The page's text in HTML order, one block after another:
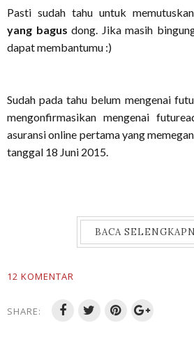
Pasti sudah tahu untuk memutuskan
yang bagus dong. Jika masih
dapat membantumu :)
Sudah pada tahu belum mengenai
mengonfirmasikan mengenai
asuransi online pertama yang
tanggal 18 Juni 2015.
BACA
12 KOMENTAR
SHARE: